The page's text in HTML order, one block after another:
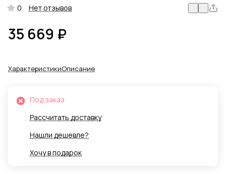
0 Нет отзывов
35 669 ₽
ХарактеристикиОписание
Под заказ
Рассчитать доставку
Нашли дешевле?
Хочу в подарок